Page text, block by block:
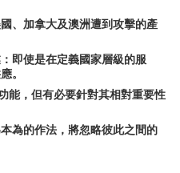
、加拿大及澳洲遭到攻擊的產
即使是在定義國家層級的服
。
能，但有必要針對其相對重要性
為的作法，將忽略彼此之間的